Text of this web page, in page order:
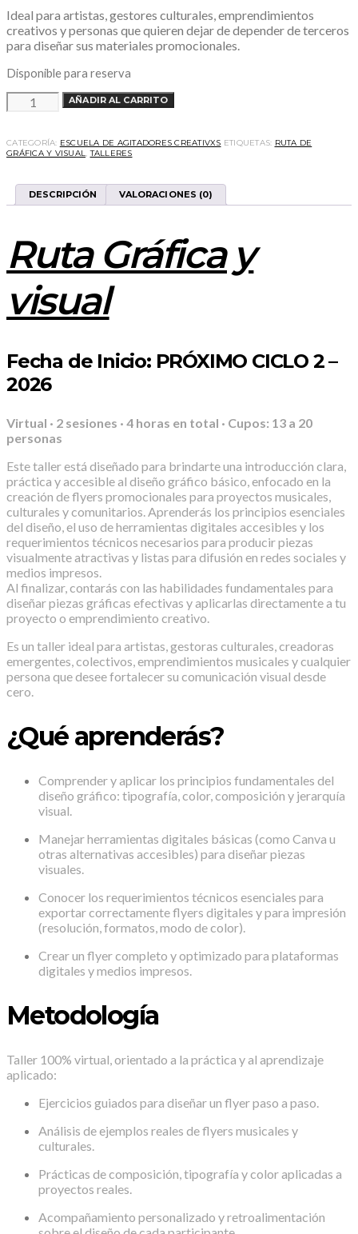
Ideal para artistas, gestores culturales, emprendimientos
creativos y personas que quieren dejar de depender de terceros
para diseñar sus materiales promocionales.
Disponible para reserva
TALLER
DISEÑO
-
PRÓXIMO
CICLO
2026
CANTIDAD
AÑADIR AL CARRITO
CATEGORÍA: ESCUELA DE AGITADORES CREATIVXS ETIQUETAS: RUTA DE
GRÁFICA Y VISUAL,TALLERES
DESCRIPCIÓN VALORACIONES (0)
Ruta Gráfica y
visual
Fecha de Inicio: PRÓXIMO CICLO 2 –
2026
Virtual · 2 sesiones · 4 horas en total · Cupos: 13 a 20
personas
Este taller está diseñado para brindarte una introducción clara,
práctica y accesible al diseño gráfico básico, enfocado en la
creación de flyers promocionales para proyectos musicales,
culturales y comunitarios. Aprenderás los principios esenciales
del diseño, el uso de herramientas digitales accesibles y los
requerimientos técnicos necesarios para producir piezas
visualmente atractivas y listas para difusión en redes sociales y
medios impresos.
Al finalizar, contarás con las habilidades fundamentales para
diseñar piezas gráficas efectivas y aplicarlas directamente a tu
proyecto o emprendimiento creativo.
Es un taller ideal para artistas, gestoras culturales, creadoras
emergentes, colectivos, emprendimientos musicales y cualquier
persona que desee fortalecer su comunicación visual desde
cero.
¿Qué aprenderás?
Comprender y aplicar los principios fundamentales del
diseño gráfico: tipografía, color, composición y jerarquía
visual.
Manejar herramientas digitales básicas (como Canva u
otras alternativas accesibles) para diseñar piezas
visuales.
Conocer los requerimientos técnicos esenciales para
exportar correctamente flyers digitales y para impresión
(resolución, formatos, modo de color).
Crear un flyer completo y optimizado para plataformas
digitales y medios impresos.
Metodología
Taller 100% virtual, orientado a la práctica y al aprendizaje
aplicado:
Ejercicios guiados para diseñar un flyer paso a paso.
Análisis de ejemplos reales de flyers musicales y
culturales.
Prácticas de composición, tipografía y color aplicadas a
proyectos reales.
Acompañamiento personalizado y retroalimentación